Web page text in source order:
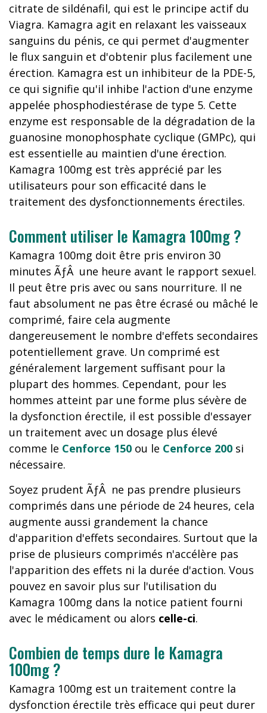
citrate de sildénafil, qui est le principe actif du
Viagra. Kamagra agit en relaxant les vaisseaux
sanguins du pénis, ce qui permet d'augmenter
le flux sanguin et d'obtenir plus facilement une
érection. Kamagra est un inhibiteur de la PDE-5,
ce qui signifie qu'il inhibe l'action d'une enzyme
appelée phosphodiestérase de type 5. Cette
enzyme est responsable de la dégradation de la
guanosine monophosphate cyclique (GMPc), qui
est essentielle au maintien d'une érection.
Kamagra 100mg est très apprécié par les
utilisateurs pour son efficacité dans le
traitement des dysfonctionnements érectiles.
Comment utiliser le Kamagra 100mg ?
Kamagra 100mg doit être pris environ 30
minutes ÃƒÂ une heure avant le rapport sexuel.
Il peut être pris avec ou sans nourriture. Il ne
faut absolument ne pas être écrasé ou mâché le
comprimé, faire cela augmente
dangereusement le nombre d'effets secondaires
potentiellement grave. Un comprimé est
généralement largement suffisant pour la
plupart des hommes. Cependant, pour les
hommes atteint par une forme plus sévère de
la dysfonction érectile, il est possible d'essayer
un traitement avec un dosage plus élevé
comme le Cenforce 150 ou le Cenforce 200 si
nécessaire.
Soyez prudent ÃƒÂ ne pas prendre plusieurs
comprimés dans une période de 24 heures, cela
augmente aussi grandement la chance
d'apparition d'effets secondaires. Surtout que la
prise de plusieurs comprimés n'accélère pas
l'apparition des effets ni la durée d'action. Vous
pouvez en savoir plus sur l'utilisation du
Kamagra 100mg dans la notice patient fourni
avec le médicament ou alors celle-ci.
Combien de temps dure le Kamagra
100mg ?
Kamagra 100mg est un traitement contre la
dysfonction érectile très efficace qui peut durer